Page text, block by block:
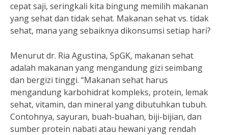
cepat saji, seringkali kita bingung memilih makanan
yang sehat dan tidak sehat. Makanan sehat vs. tidak
sehat, mana yang sebaiknya dikonsumsi setiap hari?
Menurut dr. Ria Agustina, SpGK, makanan sehat
adalah makanan yang mengandung gizi seimbang
dan bergizi tinggi. “Makanan sehat harus
mengandung karbohidrat kompleks, protein, lemak
sehat, vitamin, dan mineral yang dibutuhkan tubuh.
Contohnya, sayuran, buah-buahan, biji-bijian, dan
sumber protein nabati atau hewani yang rendah